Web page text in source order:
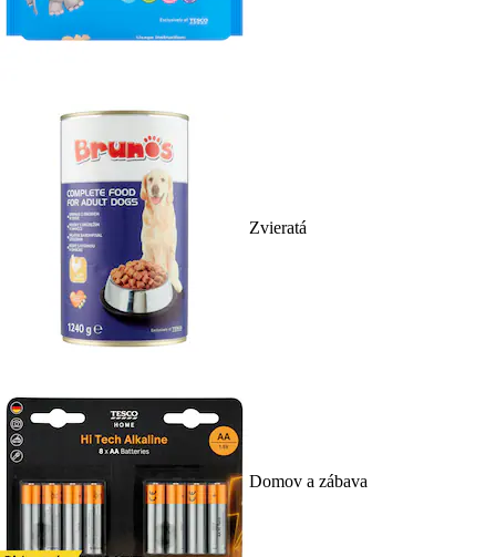
Zvieratá
Domov a zábava